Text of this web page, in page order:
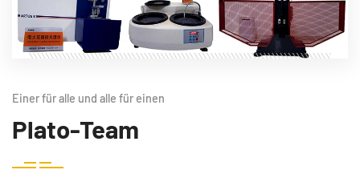
Einer für alle und alle für einen
Plato-Team